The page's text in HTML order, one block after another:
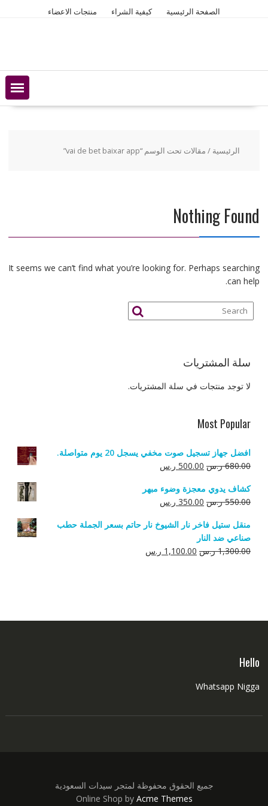
الصفحة الرئيسية كيفية الشراء منتجات الاعضاء
الرئيسية / مقالات تحت الوسم “vai de bet baixar app”
Nothing Found
It seems we can’t find what you’re looking for. Perhaps searching
can help.
سلة المشتريات
لا توجد منتجات في سلة المشتريات.
Most Popular
افضل جهاز تسجيل صوت مخفي يسجل 20 يوم متواصلة.
680.00 ر.س السعر
هو:
680.00 ر.س.
500.00 ر.سالسعر
هو:
500.00 ر.س.
كشاف يدوي معجزة وضوء مبهر
550.00 ر.س السعر
هو:
550.00 ر.س.
350.00 ر.سالسعر
هو:
منقل ستيل فاخر نار الشيوخ نار حاتم بسعر الجملة حطب
صناعي ضد النار
1,300.00 ر.س السعر
1,100.00 ر.سالسعر
Hello
Whatsapp Nigga
جميع الحقوق محفوظة لمتجر سيدات السعودية
Online Shop by Acme Themes